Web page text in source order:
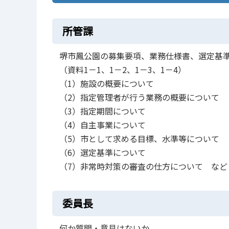
所管課
堺市鳳公園の募集要項、業務仕様書、選定基
（資料1－1、1－2、1－3、1－4）
（1）施設の概要について
（2）指定管理者が行う業務の概要について
（3）指定期間について
（4）自主事業について
（5）市として求める目標、水準等について
（6）選定基準について
（7）非常時対策の審査の仕方について など
委員長